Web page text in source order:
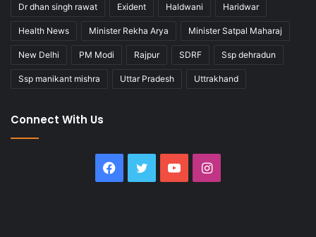
Dr dhan singh rawat Exident Haldwani Haridwar
Health News Minister Rekha Arya Minister Satpal Maharaj
New Delhi PM Modi Rajpur SDRF Ssp dehradun
Ssp manikant mishra Uttar Pradesh Uttrakhand
Connect With Us
Facebook
Twitter YouTubeInstagram